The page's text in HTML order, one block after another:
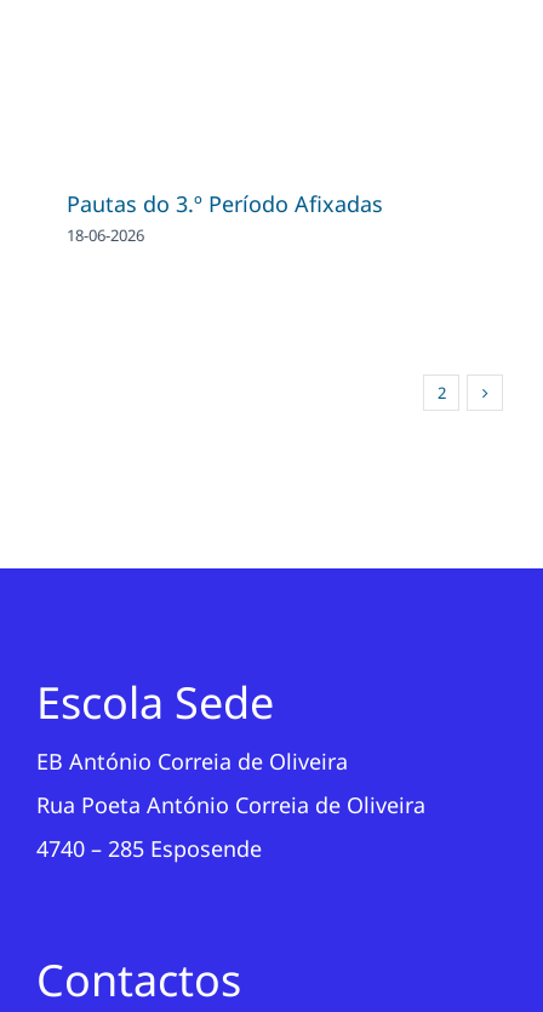
Pautas do 3.º Período Afixadas
18-06-2026
2
Escola Sede
EB António Correia de Oliveira
Rua Poeta António Correia de Oliveira
4740 – 285 Esposende
Contactos